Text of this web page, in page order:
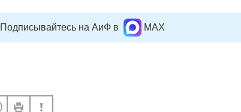
Подписывайтесь на АиФ в MAX